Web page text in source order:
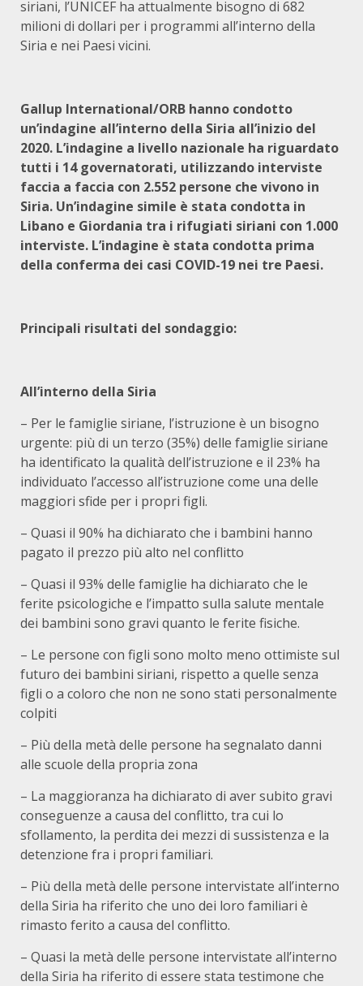
siriani, l’UNICEF ha attualmente bisogno di 682
milioni di dollari per i programmi all’interno della
Siria e nei Paesi vicini.
Gallup International/ORB hanno condotto
un’indagine all’interno della Siria all’inizio del
2020. L’indagine a livello nazionale ha riguardato
tutti i 14 governatorati, utilizzando interviste
faccia a faccia con 2.552 persone che vivono in
Siria. Un’indagine simile è stata condotta in
Libano e Giordania tra i rifugiati siriani con 1.000
interviste. L’indagine è stata condotta prima
della conferma dei casi COVID-19 nei tre Paesi.
Principali risultati del sondaggio:
All’interno della Siria
– Per le famiglie siriane, l’istruzione è un bisogno
urgente: più di un terzo (35%) delle famiglie siriane
ha identificato la qualità dell’istruzione e il 23% ha
individuato l’accesso all’istruzione come una delle
maggiori sfide per i propri figli.
– Quasi il 90% ha dichiarato che i bambini hanno
pagato il prezzo più alto nel conflitto
– Quasi il 93% delle famiglie ha dichiarato che le
ferite psicologiche e l’impatto sulla salute mentale
dei bambini sono gravi quanto le ferite fisiche.
– Le persone con figli sono molto meno ottimiste sul
futuro dei bambini siriani, rispetto a quelle senza
figli o a coloro che non ne sono stati personalmente
colpiti
– Più della metà delle persone ha segnalato danni
alle scuole della propria zona
– La maggioranza ha dichiarato di aver subito gravi
conseguenze a causa del conflitto, tra cui lo
sfollamento, la perdita dei mezzi di sussistenza e la
detenzione fra i propri familiari.
– Più della metà delle persone intervistate all’interno
della Siria ha riferito che uno dei loro familiari è
rimasto ferito a causa del conflitto.
– Quasi la metà delle persone intervistate all’interno
della Siria ha riferito di essere stata testimone che